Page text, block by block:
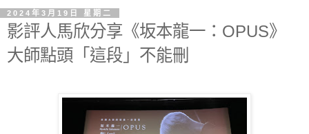
2024年3月19日 星期二
影評人馬欣分享《坂本龍一：OPUS》
大師點頭「這段」不能刪